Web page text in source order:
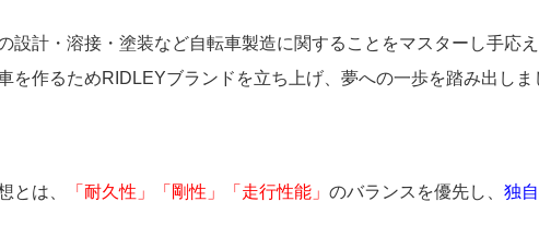
設計・溶接・塗装など自転車製造に関することをマスターし手応
を作るためRIDLEYブランドを立ち上げ、夢への一歩を踏み出しま
とは、 「耐久性」「剛性」「走行性能」 のバランスを優先し、 独